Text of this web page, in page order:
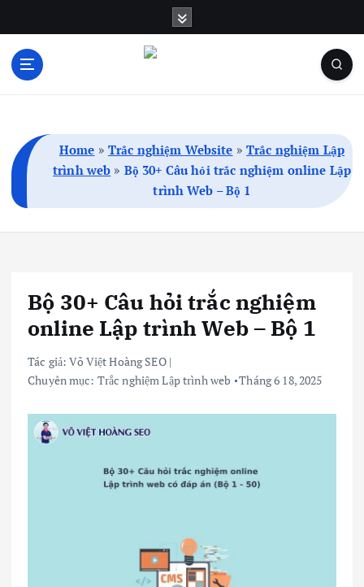
t
Home » Trắc nghiệm Website » Trắc nghiệm Lập
trình web » Bộ 30+ Câu hỏi trắc nghiệm online Lập
trình Web – Bộ 1
Bộ 30+ Câu hỏi trắc nghiệm
online Lập trình Web – Bộ 1
Tác giả:Võ Việt Hoàng SEO|
Chuyên mục: Trắc nghiệm Lập trình web Tháng 6 18, 2025